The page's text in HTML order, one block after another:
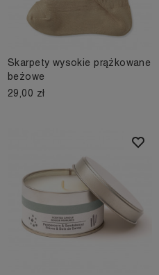
Skarpety wysokie prążkowane
beżowe
29,00 zł